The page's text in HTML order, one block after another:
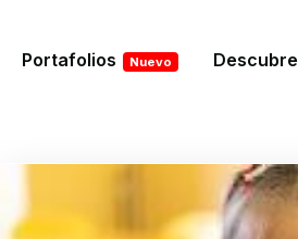
Portafolios Nuevo Descubre